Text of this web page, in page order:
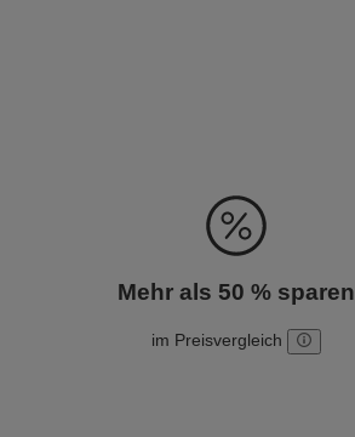
Mehr als 50 % sparen
im Preisvergleich